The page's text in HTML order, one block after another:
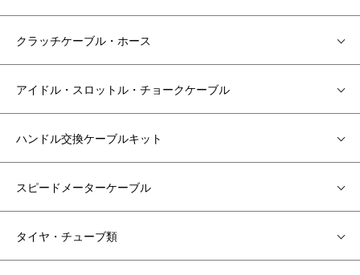
クラッチケーブル・ホース
アイドル・スロットル・チョークケーブル
ハンドル交換ケーブルキット
スピードメーターケーブル
タイヤ・チューブ類